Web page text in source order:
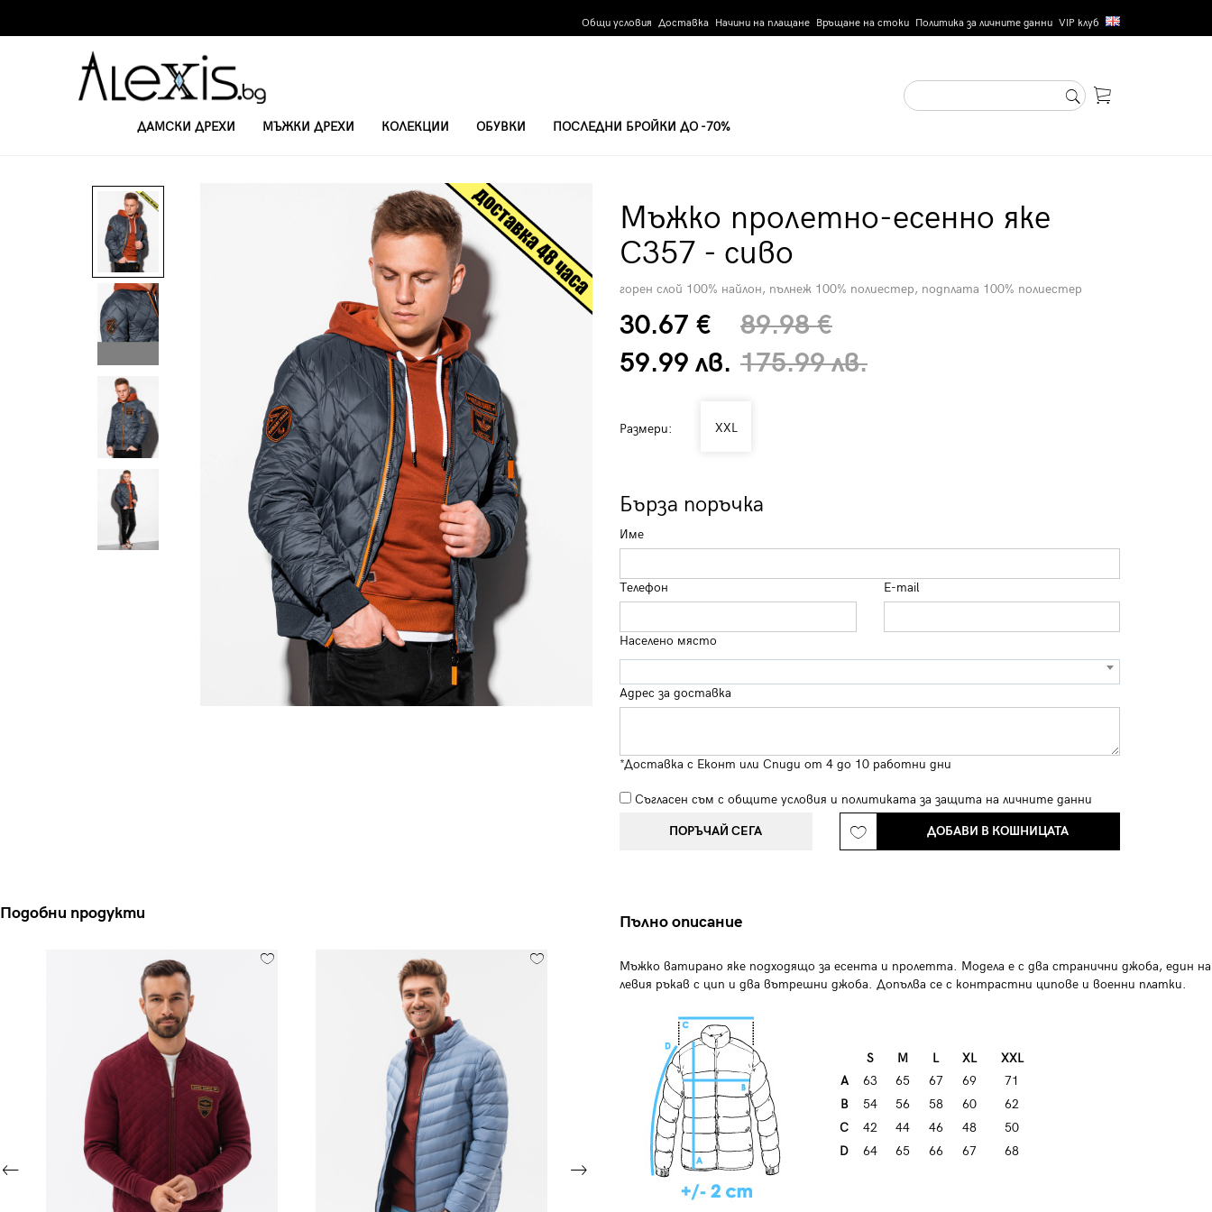
Общи условия Доставка Начини на плащане Връщане на стоки Политика за личните данни VIP клуб
ДАМСКИ ДРЕХИ МЪЖКИ ДРЕХИ КОЛЕКЦИИ ОБУВКИ ПОСЛЕДНИ БРОЙКИ ДО -70%
Мъжко пролетно-есенно яке
C357 - сиво
горен слой 100% найлон, пълнеж 100% полиестер, подплата 100% полиестер
30.67 €
59.99 лв.
89.98 €
175.99 лв.
Размери: XXL
Бърза поръчка
Име
Телефон E-mail
Населено място
Адрес за доставка
*Доставка с Еконт или Спиди от 4 до 10 работни дни
Съгласен съм с общите условия и политиката за защита на личните данни
ПОРЪЧАЙ СЕГА ДОБАВИ В КОШНИЦАТА
Подобни продукти Пълно описание
Мъжко ватирано яке подходящо за есента и пролетта. Модела е с два странични джоба, един на
левия ръкав с цип и два вътрешни джоба. Допълва се с контрастни ципове и военни платки.
S М L XL
XXL
А
63 65 67 69
71
B
54 56 58 60
62
C
42 44 46 48
50
D
64 65 66 67 68